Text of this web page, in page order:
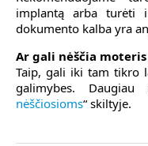
implantą arba turėti
dokumento kalba yra
Ar gali nėščia
Taip, gali iki tam tikro
galimybes.
nėščiosioms“ skiltyje.